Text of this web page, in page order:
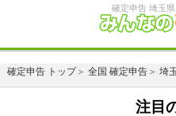
確定申告 埼玉県
確定申告 トップ＞ 全国 確定申告＞ 埼
注目